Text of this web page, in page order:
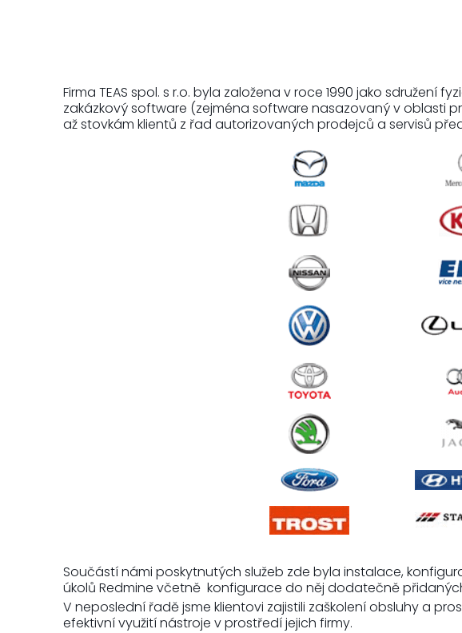
Firma TEAS spol. s r.o. byla založena v roce 1990 jako
zakázkový software (zejména software nasazovaný v oblasti
až stovkám klientů z řad autorizovaných prodejců a servisů
Součástí námi poskytnutých služeb zde byla instalace,
úkolů Redmine včetně konfigurace do něj dodatečně
V neposlední řadě jsme klientovi zajistili zaškolení obsluhy a
efektivní využití nástroje v prostředí jejich firmy.